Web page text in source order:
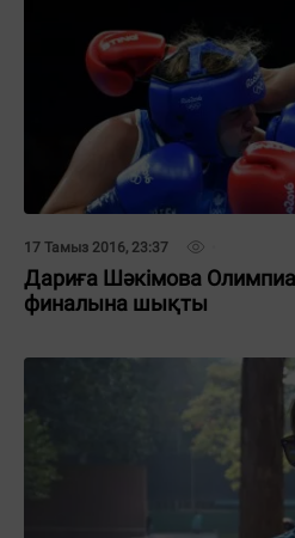
17 Тамыз 2016, 23:37
Дариға Шәкімова
финалына шықты